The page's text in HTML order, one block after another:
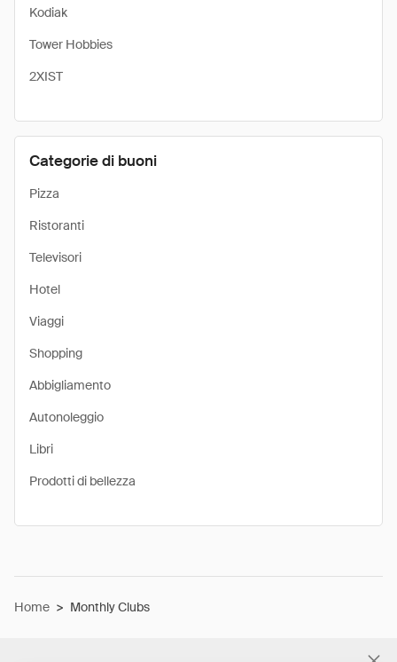
Kodiak
Tower Hobbies
2XIST
Categorie di buoni
Pizza
Ristoranti
Televisori
Hotel
Viaggi
Shopping
Abbigliamento
Autonoleggio
Libri
Prodotti di bellezza
Home > Monthly Clubs